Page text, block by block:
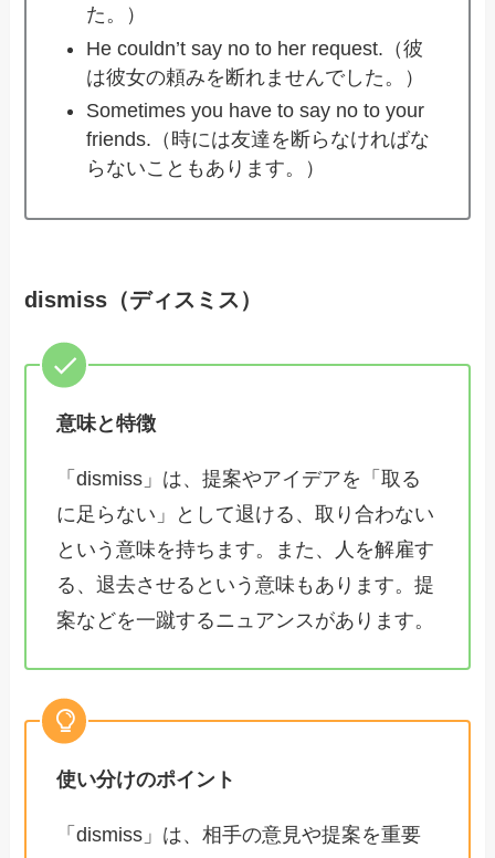
た。）
He couldn’t say no to her request.（彼
は彼女の頼みを断れませんでした。）
Sometimes you have to say no to your
friends.（時には友達を断らなければな
らないこともあります。）
dismiss（ディスミス）
意味と特徴
「dismiss」は、提案やアイデアを「取る
に足らない」として退ける、取り合わない
という意味を持ちます。また、人を解雇す
る、退去させるという意味もあります。提
案などを一蹴するニュアンスがあります。
使い分けのポイント
「dismiss」は、相手の意見や提案を重要